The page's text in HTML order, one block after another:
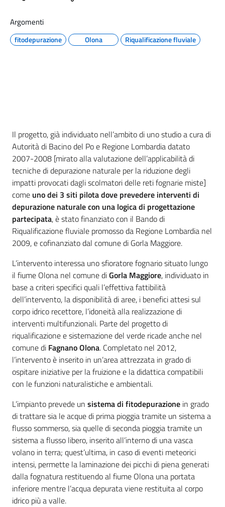
Argomenti
fitodepurazione Olona Riqualificazione fluviale
Il progetto, già individuato nell’ambito di uno studio a cura di
Autorità di Bacino del Po e Regione Lombardia datato
2007-2008 [mirato alla valutazione dell’applicabilità di
tecniche di depurazione naturale per la riduzione degli
impatti provocati dagli scolmatori delle reti fognarie miste]
come uno dei 3 siti pilota dove prevedere interventi di
depurazione naturale con una logica di progettazione
partecipata, è stato finanziato con il Bando di
Riqualificazione fluviale promosso da Regione Lombardia nel
2009, e cofinanziato dal comune di Gorla Maggiore.
L’intervento interessa uno sfioratore fognario situato lungo
il fiume Olona nel comune diGorla Maggiore, individuato in
base a criteri specifici quali l’effettiva fattibilità
dell’intervento, la disponibilità di aree, i benefici attesi sul
corpo idrico recettore, l’idoneità alla realizzazione di
interventi multifunzionali. Parte del progetto di
riqualificazione e sistemazione del verde ricade anche nel
comune di Fagnano Olona. Completato nel 2012,
l’intervento è inserito in un’area attrezzata in grado di
ospitare iniziative per la fruizione e la didattica compatibili
con le funzioni naturalistiche e ambientali.
L’impianto prevede un sistema di fitodepurazione in grado
di trattare sia le acque di prima pioggia tramite un sistema a
flusso sommerso, sia quelle di seconda pioggia tramite un
sistema a flusso libero, inserito all’interno di una vasca
volano in terra; quest’ultima, in caso di eventi meteorici
intensi, permette la laminazione dei picchi di piena generati
dalla fognatura restituendo al fiume Olona una portata
inferiore mentre l’acqua depurata viene restituita al corpo
idrico più a valle.